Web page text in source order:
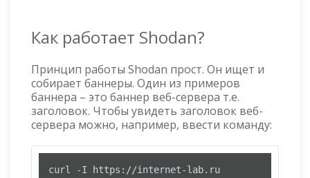
Как работает Shodan?
Принцип работы Shodan прост. Он ищет и
собирает баннеры. Один из примеров
баннера – это баннер веб-сервера т.е.
заголовок. Чтобы увидеть заголовок веб-
сервера можно, например, ввести команду:
curl -I https://internet-lab.ru